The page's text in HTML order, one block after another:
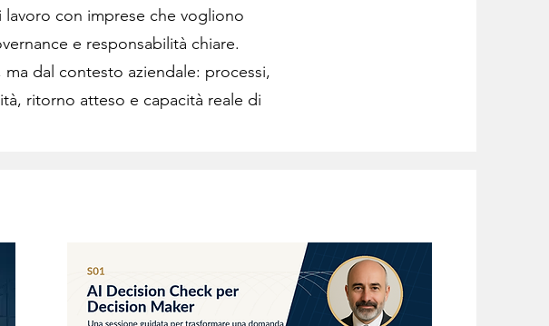
lavoro con imprese che vogliono
e responsabilità chiare.
dal contesto aziendale: processi,
ritorno atteso e capacità reale di